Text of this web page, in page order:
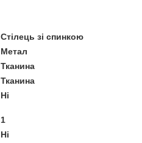
Стілець зі спинкою
Метал
Тканина
Тканина
Ні
1
Ні